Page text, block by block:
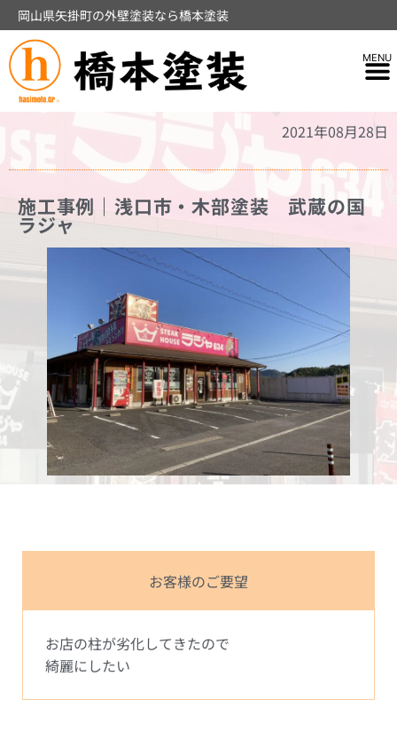
岡山県矢掛町の外壁塗装なら橋本塗装
2021年08月28日
施工事例｜浅口市・木部塗装 武蔵の国
ラジャ
お客様のご要望
お店の柱が劣化してきたので
綺麗にしたい